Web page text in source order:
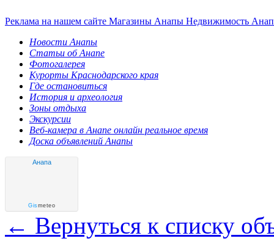
Реклама на нашем сайте Магазины Анапы Недвижимость
Новости Анапы
Статьи об Анапе
Фотогалерея
Курорты Краснодарского края
Где остановиться
История и археология
Зоны отдыха
Экскурсии
Веб-камера в Анапе онлайн реальное время
Доска объявлений Анапы
Анапа
Gismeteo
← Вернуться к списку